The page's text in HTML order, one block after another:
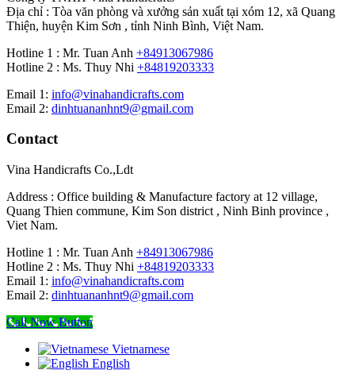
Địa chỉ : Tòa văn phòng và xưởng sản xuất tại xóm 12, xã Quang
Thiện, huyện Kim Sơn , tỉnh Ninh Bình, Việt Nam.
Hotline 1 : Mr. Tuan Anh +84913067986
Hotline 2 : Ms. Thuy Nhi +84819203333
Email 1: info@vinahandicrafts.com
Email 2: dinhtuananhnt9@gmail.com
Contact
Vina Handicrafts Co.,Ldt
Address : Office building & Manufacture factory at 12 village,
Quang Thien commune, Kim Son district , Ninh Binh province ,
Viet Nam.
Hotline 1 : Mr. Tuan Anh +84913067986
Hotline 2 : Ms. Thuy Nhi +84819203333
Email 1: info@vinahandicrafts.com
Email 2: dinhtuananhnt9@gmail.com
Call Now Button
Vietnamese
English